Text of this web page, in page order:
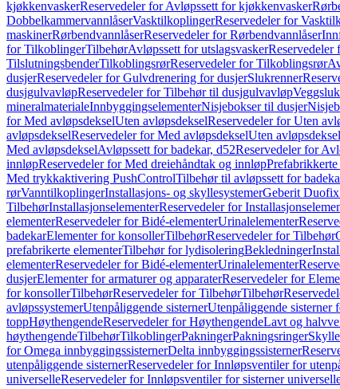
kjøkkenvaskerReservedeler for Avløpssett for kjøkkenvasker
DobbelkammervannlåserVasktilkoplingerReservedeler for
maskinerRørbendvannlåserReservedeler for Rørbendvannlåser
for TilkoblingerTilbehørAvløpssett for utslagsvaskerReservedeler
TilslutningsbenderTilkoblingsrørReservedeler for Tilkoblingsrør
dusjerReservedeler for Gulvdrenering for dusjerSlukrenner
dusjgulvavløpReservedeler for Tilbehør til dusjgulvavløpVeggsluk
mineralmaterialeInnbyggingselementerNisjebokser til dusjer
for Med avløpsdekselUten avløpsdekselReservedeler for Uten
avløpsdekselReservedeler for Med avløpsdekselUten avløpsdeksel
Med avløpsdekselAvløpssett for badekar, d52Reservedeler for
innløpReservedeler for Med dreiehåndtak og innløp
Med trykkaktivering PushControlTilbehør til avløpssett for
rørVanntilkoplingerInstallasjons- og skyllesystemerGeberit Duofix
TilbehørInstallasjonselementerReservedeler for
elementerReservedeler for Bidé-elementerUrinalelementer
badekarElementer for konsollerTilbehørReservedeler for Tilbehør
prefabrikerte elementerTilbehør for lydisoleringBekledninger
elementerReservedeler for Bidé-elementerUrinalelementer
dusjerElementer for armaturer og apparaterReservedeler for
for konsollerTilbehørReservedeler for TilbehørTilbehør
avløpssystemerUtenpåliggende sisternerUtenpåliggende sisterner
toppHøythengendeReservedeler for HøythengendeLavt og
høythengendeTilbehørTilkoblingerPakningerPakningsringer
for Omega innbyggingssisternerDelta innbyggingssisterner
utenpåliggende sisternerReservedeler for Innløpsventiler for
universelleReservedeler for Innløpsventiler for sisterner